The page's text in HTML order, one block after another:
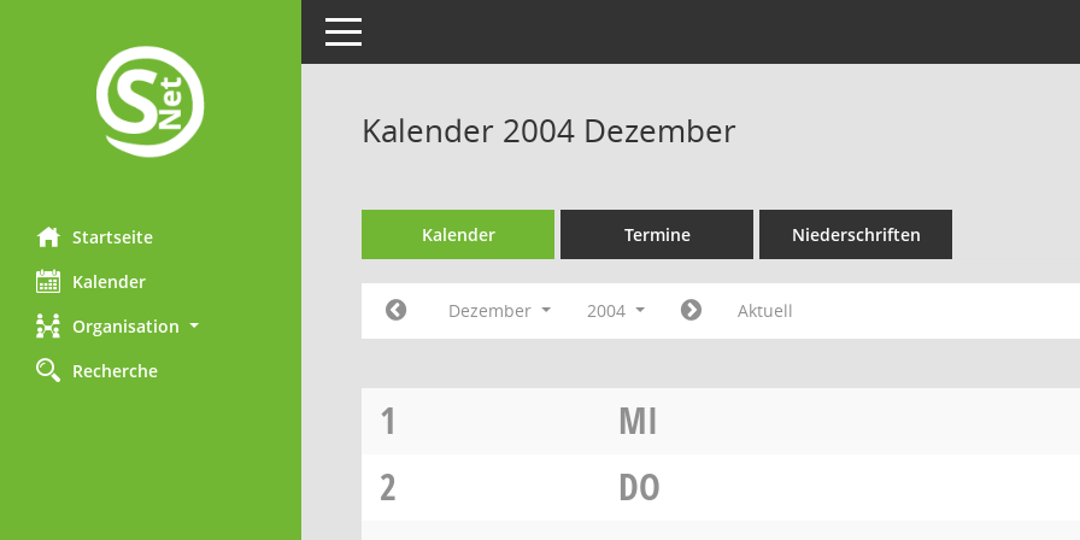
Startseite
Kalender
Organisation
Recherche
Toggle navigation
Kalender 2004 Dezember
Kalender Termine Niederschriften
Dezember 2004 Aktuell
1
MI
2
DO